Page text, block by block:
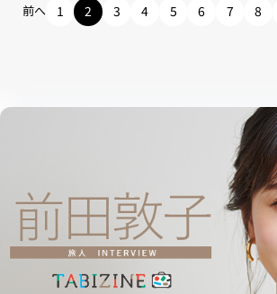
前へ 1 2 3 4 5 6 7 8